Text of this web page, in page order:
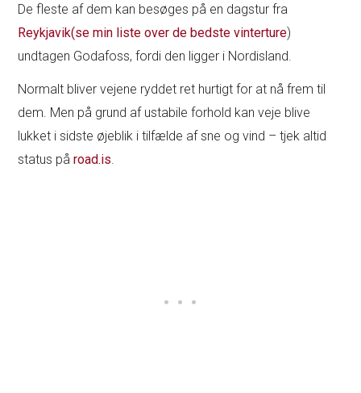
De fleste af dem kan besøges på en dagstur fra
Reykjavik(se min liste over de bedste vinterture)
undtagen Godafoss, fordi den ligger i Nordisland.
Normalt bliver vejene ryddet ret hurtigt for at nå frem til
dem. Men på grund af ustabile forhold kan veje blive
lukket i sidste øjeblik i tilfælde af sne og vind – tjek altid
status påroad.is